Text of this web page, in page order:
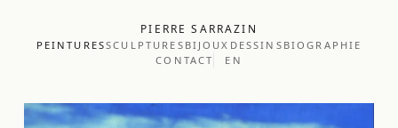
PIERRE SARRAZIN
PEINTURESSCULPTURES BIJOUX DESSINS BIOGRAPHIE
CONTACT
EN